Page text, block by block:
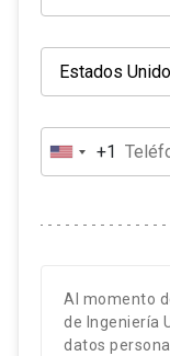
E
o
s
U
+1
Al momento
de Ingeniería
datos